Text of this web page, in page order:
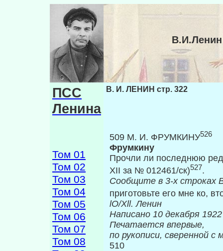
ПСС
Ленина
Том 01
Том 02
Том 03
Том 04
Том 05
Том 06
Том 07
Том 08
В. И. ЛЕНИН стр. 322
509 М. И. ФРУМКИНУ526
Фрумкину
Прочли ли последнюю
XII за № 012461/ск)527.
Сообщите в 3-х строках
приготовьте его мне ко,
lO/Xll. Ленин
Написано
Печатается впервые,
по рукописи, сверенной с
510